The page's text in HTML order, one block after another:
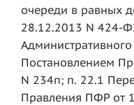
очереди в равных
28.12.2013 N 424-
Административного
Постановлением
N 234п; п. 22.1
Правления ПФР от